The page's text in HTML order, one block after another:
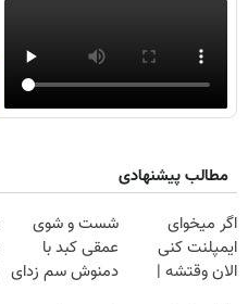
مطالب پیشنهادی
اگر میخوای
ایمپلنت کنی
الان وقتشه |
شست و شوی
عمقی کبد با
دمنوش سم زدای